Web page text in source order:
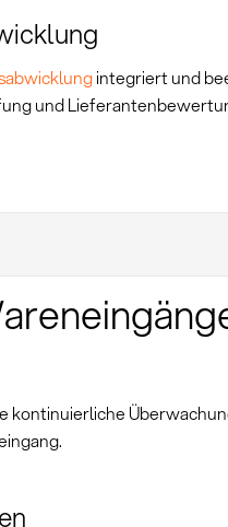
integriert und
und
kontinuierliche